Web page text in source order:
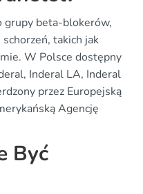
grupy beta-blokerów,
takich jak
W Polsce dostępny
Inderal LA, Inderal
przez Europejską
Agencję
Być